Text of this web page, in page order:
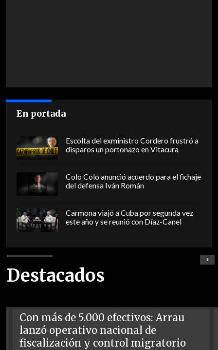
En portada
Escolta del exministro Cordero frustró a
disparos un portonazo en Vitacura
Colo Colo anunció acuerdo para el fichaje
del defensa Iván Román
Carmona viajó a Cuba por segunda vez
este año y se reunió con Díaz-Canel
Destacados
+
Con más de 5.000 efectivos: Arrau
lanzó operativo nacional de
fiscalización y control migratorio